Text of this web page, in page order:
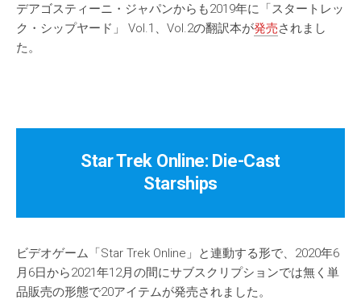
デアゴスティーニ・ジャパンからも2019年に「スタートレッ
ク・シップヤード」 Vol.1、Vol.2の翻訳本が発売されまし
た。
Star Trek Online: Die-Cast
Starships
ビデオゲーム「Star Trek Online」と連動する形で、2020年6
月6日から2021年12月の間にサブスクリプションでは無く単
品販売の形態で20アイテムが発売されました。